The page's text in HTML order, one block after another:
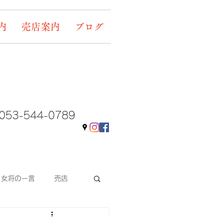
売店案内 ブログ
544-0789
女将の一言 売店